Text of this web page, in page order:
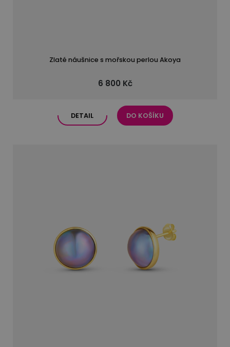
Zlaté náušnice s mořskou perlou Akoya
6 800 Kč
DETAIL DO KOŠÍKU